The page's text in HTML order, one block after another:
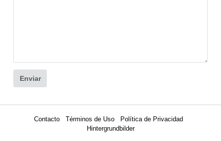
Enviar
Contacto Términos de Uso
Política de Privacidad
Hintergrundbilder